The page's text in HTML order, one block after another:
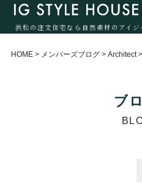
浜松の注文住宅なら自然素材のアイジ
HOME > メンバーズブログ > Architect >
ブ